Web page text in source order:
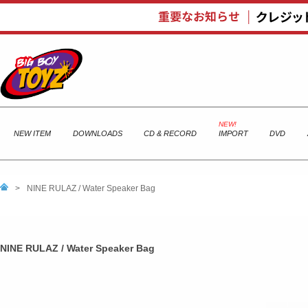
NEW ITEM DOWNLOADS CD & RECORD IMPORT DVD
> NINE RULAZ / Water Speaker Bag
NINE RULAZ / Water Speaker Bag